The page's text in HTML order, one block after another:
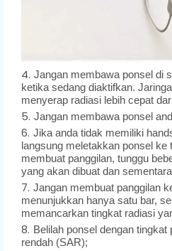
Jangan membawa ponsel di
ketika sedang diaktifkan.
menyerap radiasi lebih cepat
Jangan membawa ponsel
Jika anda tidak memiliki
langsung meletakkan ponsel ke
membuat panggilan, tunggu
yang akan dibuat dan
Jangan membuat panggilan
menunjukkan hanya satu bar,
memancarkan tingkat radiasi
Belilah ponsel dengan
rendah (SAR);